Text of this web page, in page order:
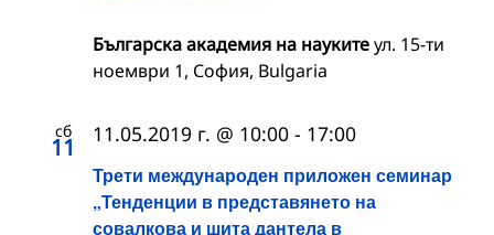
Българска академия на наукитеул. 15-ти
ноември 1, София, Bulgaria
сб
11
Трети международен приложен семинар
„Тенденции в представянето на
совалкова и шита дантела в
11.05.2019 г. @ 10:00 - 17:00